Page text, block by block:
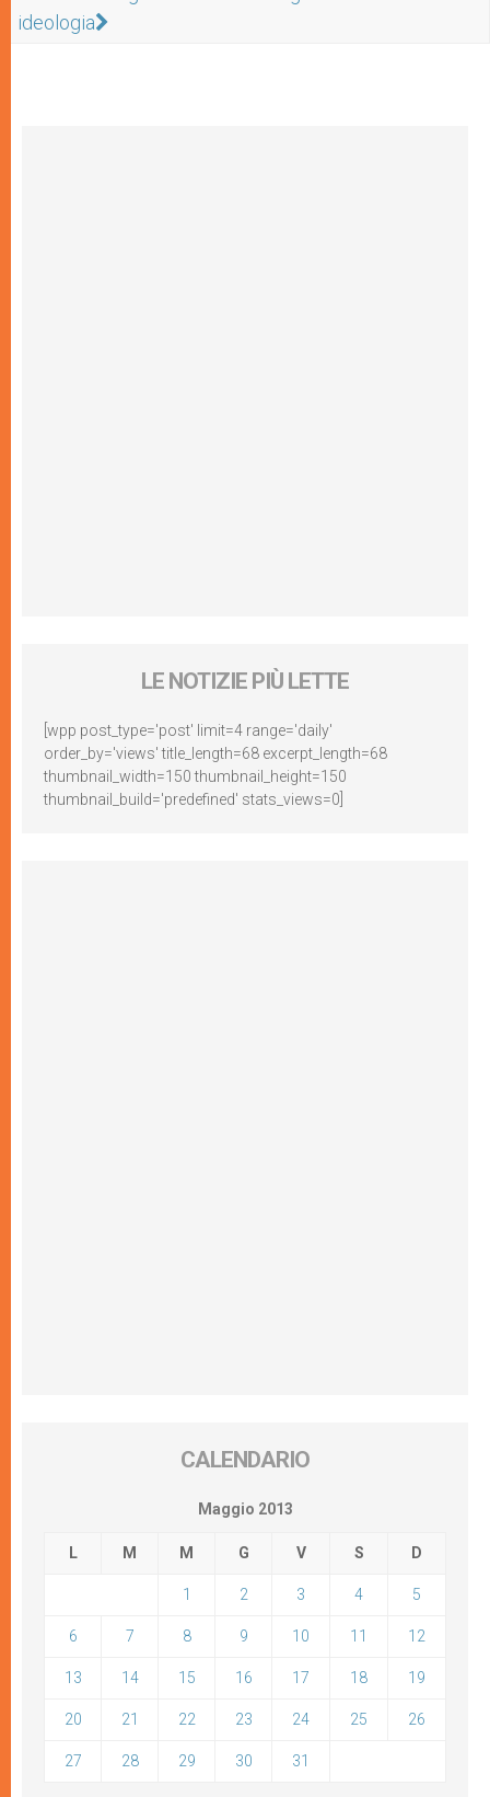
ideologia
LE NOTIZIE PIÙ LETTE
[wpp post_type='post' limit=4 range='daily'
order_by='views' title_length=68 excerpt_length=68
thumbnail_width=150 thumbnail_height=150
thumbnail_build='predefined' stats_views=0]
CALENDARIO
Maggio 2013
L M M G V S D
1 2 3 4 5
6 7 8 9 10 11 12
13 14 15 16 17 18 19
20 21 22 23 24 25 26
27 28 29 30 31